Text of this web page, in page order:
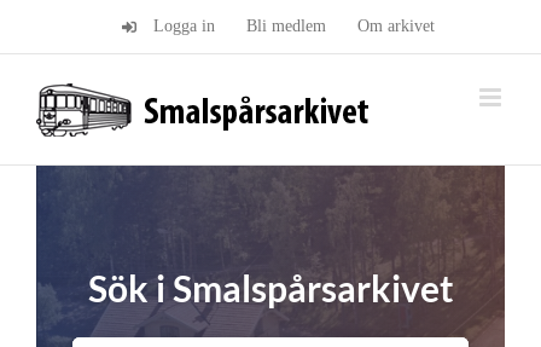
Logga in Bli medlem Om arkivet
Sök i Smalspårsarkivet